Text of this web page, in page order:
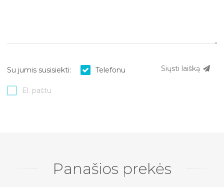
Siųsti laišką
Su jumis susisiekti: Telefonu
El. paštu
Panašios prekės